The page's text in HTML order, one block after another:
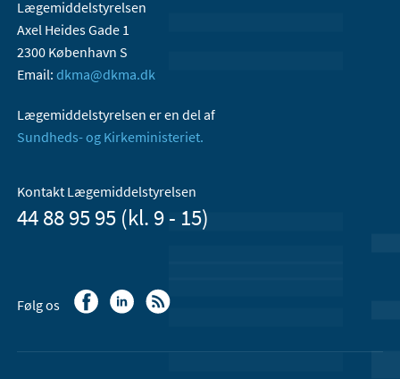
Lægemiddelstyrelsen
Axel Heides Gade 1
2300 København S
Email: dkma@dkma.dk
Lægemiddelstyrelsen er en del af
Sundheds- og Kirkeministeriet.
Kontakt Lægemiddelstyrelsen
44 88 95 95 (kl. 9 - 15)
Følg os